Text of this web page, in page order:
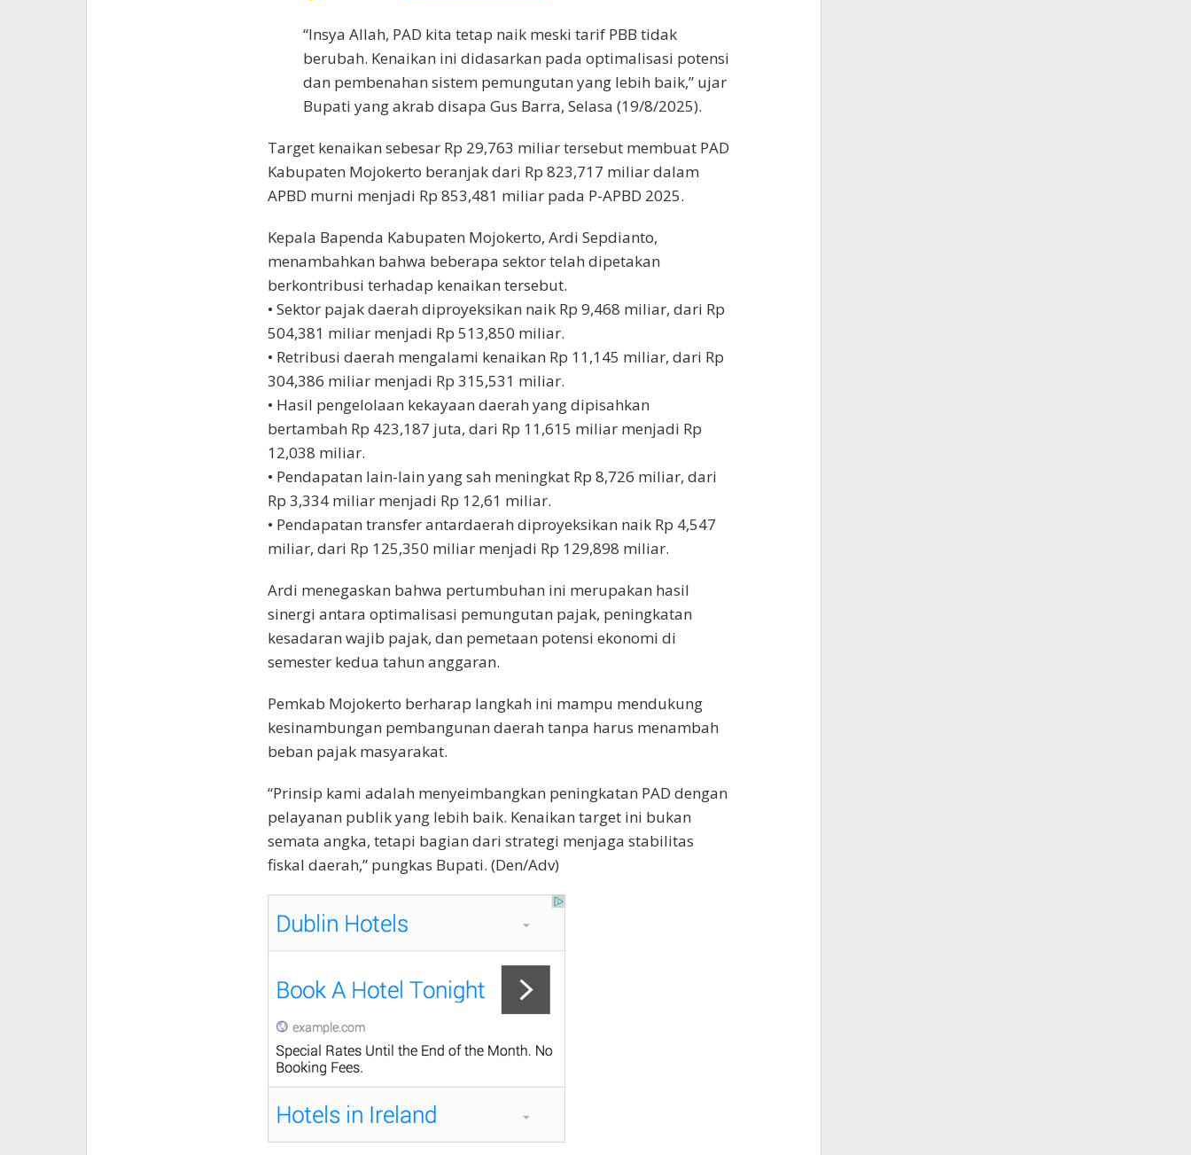
“Insya Allah, PAD kita tetap naik meski tarif PBB tidak
berubah. Kenaikan ini didasarkan pada optimalisasi potensi
dan pembenahan sistem pemungutan yang lebih baik,” ujar
Bupati yang akrab disapa Gus Barra, Selasa (19/8/2025).
Target kenaikan sebesar Rp 29,763 miliar tersebut membuat PAD
Kabupaten Mojokerto beranjak dari Rp 823,717 miliar dalam
APBD murni menjadi Rp 853,481 miliar pada P-APBD 2025.
Kepala Bapenda Kabupaten Mojokerto, Ardi Sepdianto,
menambahkan bahwa beberapa sektor telah dipetakan
berkontribusi terhadap kenaikan tersebut.
• Sektor pajak daerah diproyeksikan naik Rp 9,468 miliar, dari Rp
504,381 miliar menjadi Rp 513,850 miliar.
• Retribusi daerah mengalami kenaikan Rp 11,145 miliar, dari Rp
304,386 miliar menjadi Rp 315,531 miliar.
• Hasil pengelolaan kekayaan daerah yang dipisahkan
bertambah Rp 423,187 juta, dari Rp 11,615 miliar menjadi Rp
12,038 miliar.
• Pendapatan lain-lain yang sah meningkat Rp 8,726 miliar, dari
Rp 3,334 miliar menjadi Rp 12,61 miliar.
• Pendapatan transfer antardaerah diproyeksikan naik Rp 4,547
miliar, dari Rp 125,350 miliar menjadi Rp 129,898 miliar.
Ardi menegaskan bahwa pertumbuhan ini merupakan hasil
sinergi antara optimalisasi pemungutan pajak, peningkatan
kesadaran wajib pajak, dan pemetaan potensi ekonomi di
semester kedua tahun anggaran.
Pemkab Mojokerto berharap langkah ini mampu mendukung
kesinambungan pembangunan daerah tanpa harus menambah
beban pajak masyarakat.
“Prinsip kami adalah menyeimbangkan peningkatan PAD dengan
pelayanan publik yang lebih baik. Kenaikan target ini bukan
semata angka, tetapi bagian dari strategi menjaga stabilitas
fiskal daerah,” pungkas Bupati. (Den/Adv)